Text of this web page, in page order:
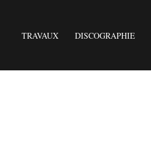
TRAVAUX DISCOGRAPHIE